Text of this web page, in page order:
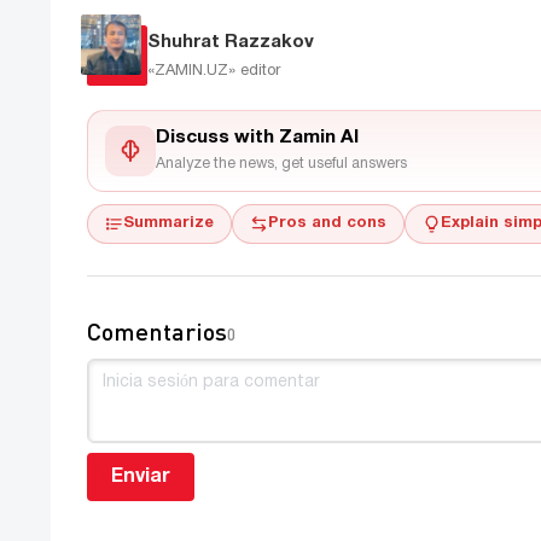
Shuhrat Razzakov
«ZAMIN.UZ» editor
Discuss with Zamin AI
Analyze the news, get useful answers
Summarize Pros and cons Explain
Comentarios0
Enviar